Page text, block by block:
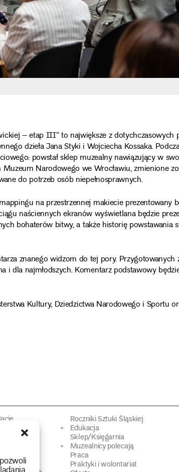
– etap III” to największe z dotychczasowych
dzieła Jana Styki i Wojciecha Kossaka.
powstał sklep muzealny nawiązujący w
Narodowego we Wrocławiu, zmienione
do potrzeb osób niepełnosprawnych.
na przestrzennej makiecie prezentowany
naściennych ekranów wyświetlana będzie
bohaterów bitwy, a także historię powstawania
znanego widzom do tej pory. Przygotowanych
i dla najmłodszych. Komentarz podstawowy
Kultury, Dziedzictwa Narodowego i Sportu
Roczniki Sztuki Śląskiej
Edukacja
Sklep/Księgarnia
Muzealnicy polecają
Praca
Praktyki i wolontariat